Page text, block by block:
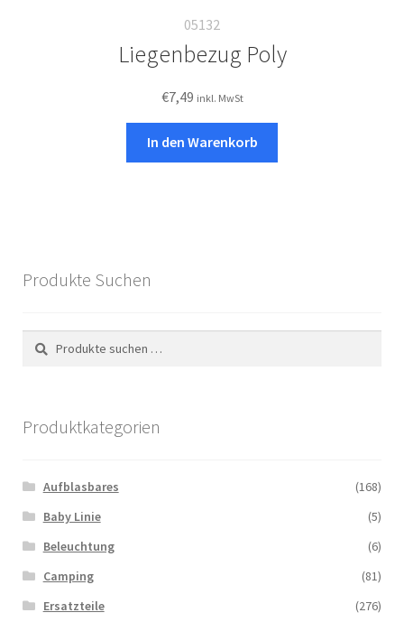
05132
Liegenbezug Poly
€7,49 inkl. MwSt
In den Warenkorb
Produkte Suchen
Suchen
nach:
Suchen
Produktkategorien
Aufblasbares
(168)
Baby Linie
(5)
Beleuchtung
(6)
Camping
(81)
Ersatzteile
(276)